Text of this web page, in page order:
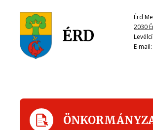
Érd
2030
E-mail: